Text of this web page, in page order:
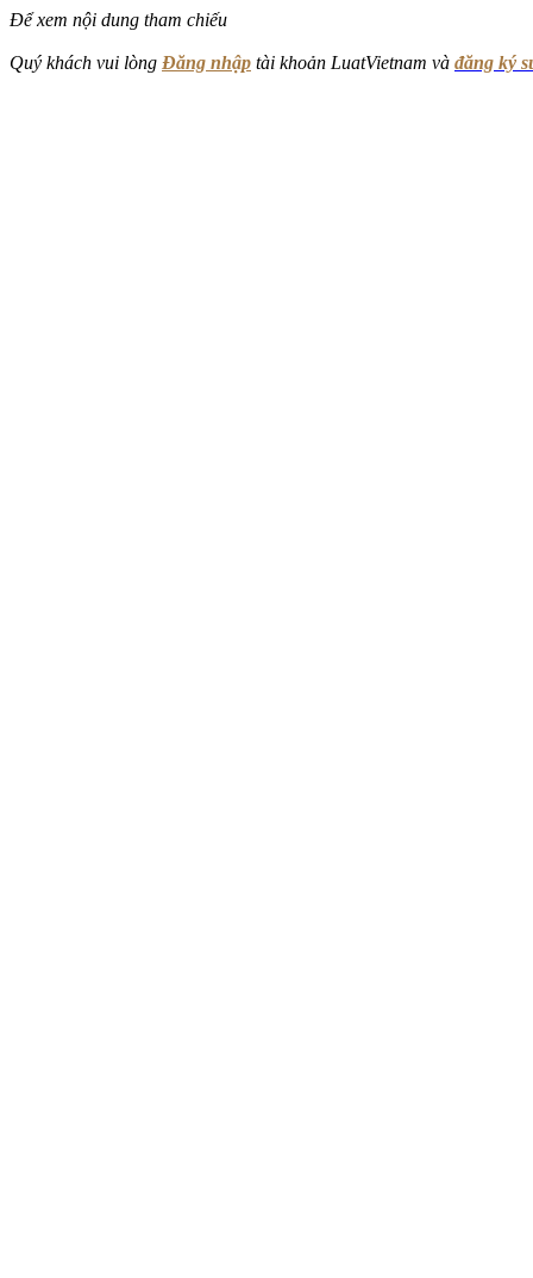
Để xem nội dung tham chiếu
Quý khách vui lòng Đăng nhập tài khoản LuatVietnam và đăng ký